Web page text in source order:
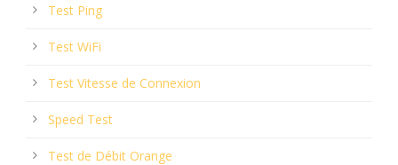
Test Ping
Test WiFi
Test Vitesse de Connexion
Speed Test
Test de Débit Orange